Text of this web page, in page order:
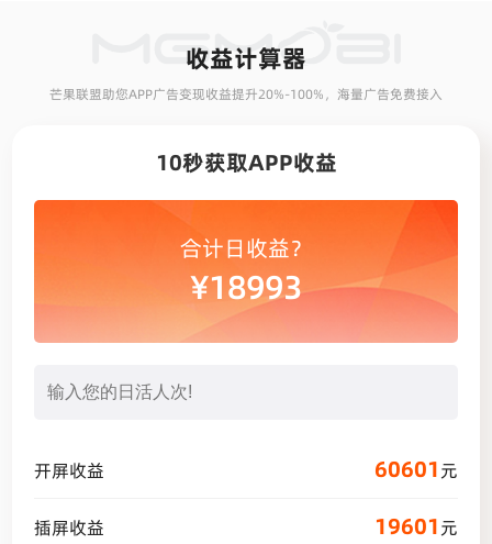
收益计算器
芒果联盟助您APP广告变现收益提升20%-100%，海量广告免费接入
10秒获取APP收益
合计日收益？
¥18993
开屏收益 60601元
插屏收益 19601元